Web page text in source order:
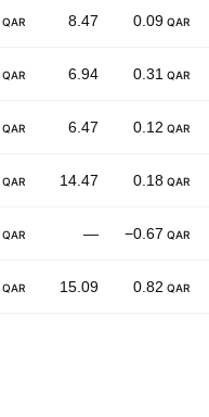
QAR 8.47 0.09 QAR
QAR 6.94 0.31 QAR
QAR 6.47 0.12 QAR
QAR 14.47 0.18 QAR
QAR — −0.67 QAR
QAR 15.09 0.82 QAR